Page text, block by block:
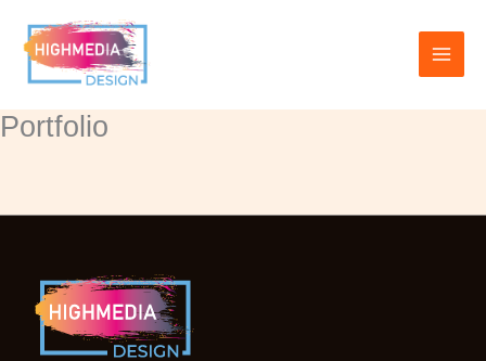
Inhalt
springen
Portfolio